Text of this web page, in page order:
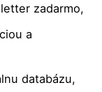
zadarmo,
a
databázu,